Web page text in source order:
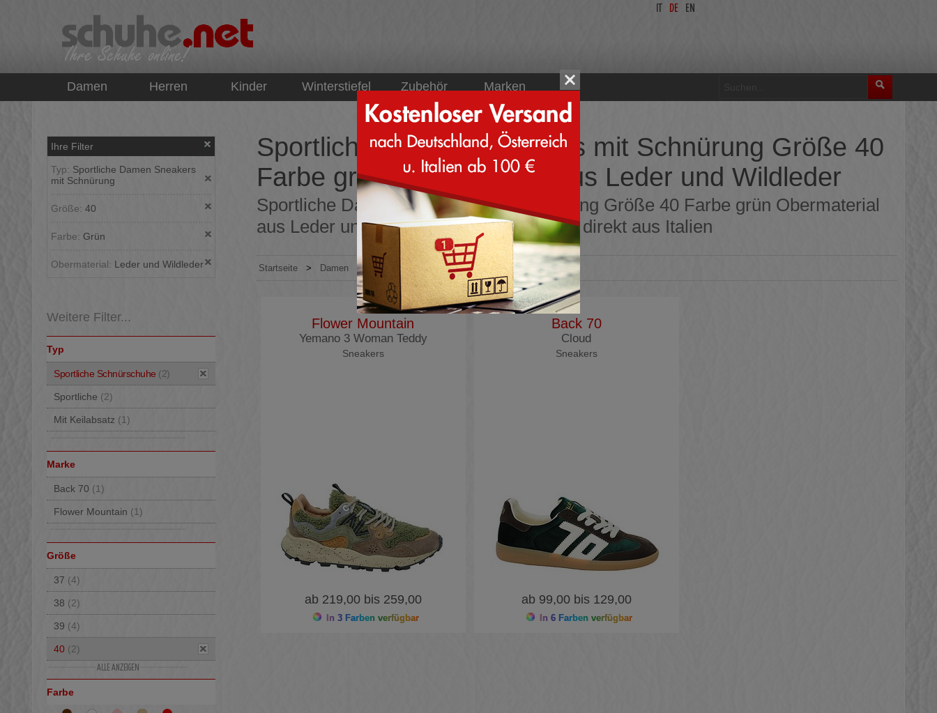
DE EN
Damen Herren Kinder Winterstiefel Zubehör Marken
Ihre Filter
Typ: Sportliche Damen Sneakers
mit Schnürung
Größe: 40
Farbe: Grün
Obermaterial: Leder und Wildleder
Weitere Filter...
Typ
Sportliche Schnürschuhe (2)
Sportliche (2)
Mit Keilabsatz (1)
Marke
Back 70 (1)
Flower Mountain (1)
Größe
37 (4)
38 (2)
39 (4)
40 (2)
42(1)
Farbe
Sportliche Damen Sneakers mit Schnürung Größe 40
Farbe grün Obermaterial aus Leder und Wildleder
Sportliche Damen Sneakers mit Schnürung Größe 40 Farbe grün Obermaterial
aus Leder und Wildleder online bestellen direkt aus Italien
Startseite > Damen > Sneakers > Sportliche Schnürschuhe
Flower Mountain
Yemano 3 Woman Teddy
Sneakers
ab 219,00 bis 259,00
In 3 Farben verfügbar
Back 70
Cloud
Sneakers
ab 99,00 bis 129,00
In 6 Farben verfügbar